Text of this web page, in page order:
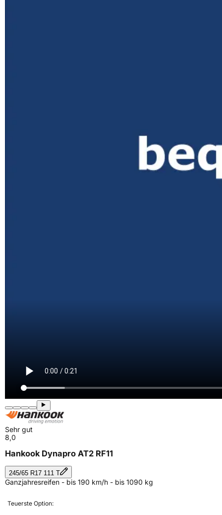
Sehr gut
8,0
Hankook Dynapro AT2 RF11
245/65 R17 111 T
Ganzjahresreifen - bis 190 km/h - bis 1090 kg
Teuerste Option: